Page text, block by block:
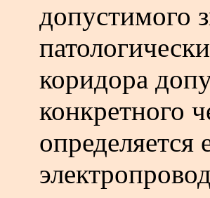
допустимого
коридора
конкретного